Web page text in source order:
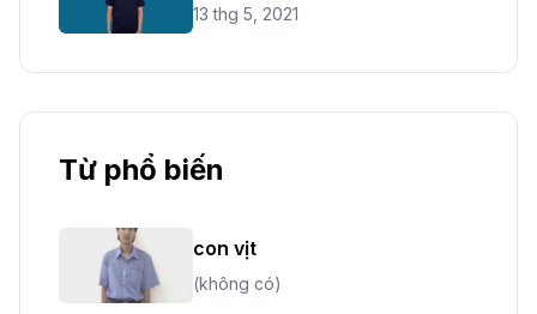
13 thg 5, 2021
Từ phổ biến
con vịt
(không có)